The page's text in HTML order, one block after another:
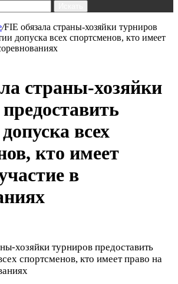
/FIE обязала страны‑хозяйки турниров
допуска всех спортсменов, кто имеет
страны‑хозяйки
всех
кто имеет
в